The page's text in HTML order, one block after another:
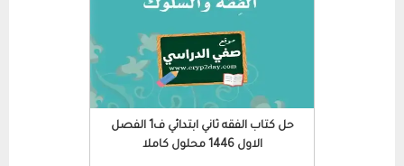
حل كتاب الفقه ثاني ابتدائي ف1 الفصل
الاول 1446 محلول كاملا